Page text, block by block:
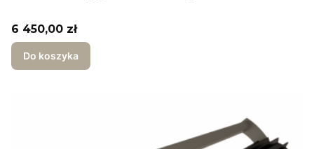
Cena
6 450,00 zł
Do koszyka